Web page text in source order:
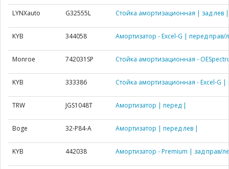
LYNXauto G32555L Стойка амортизационная | зад лев |
KYB 344058 Амортизатор - Excel-G | перед прав/
Monroe 742031SP Стойка амортизационная -
KYB 333386 Стойка амортизационная - Excel-G
TRW JGS1048T Амортизатор | перед |
Boge 32-P84-A Амортизатор | перед лев |
KYB 442038 Амортизатор - Premium | зад прав/